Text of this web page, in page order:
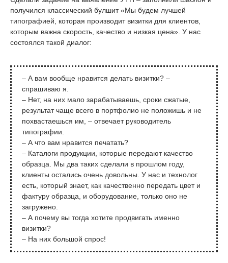
получился классический булшит «Мы будем лучшей
типографией, которая производит визитки для клиентов,
которым важна скорость, качество и низкая цена». У нас
состоялся такой диалог:
– А вам вообще нравится делать визитки? –
спрашиваю я.
– Нет, на них мало зарабатываешь, сроки сжатые,
результат чаще всего в портфолио не положишь и не
похвастаешься им, – отвечает руководитель
типографии.
– А что вам нравится печатать?
– Каталоги продукции, которые передают качество
образца. Мы два таких сделали в прошлом году,
клиенты остались очень довольны. У нас и технолог
есть, который знает, как качественно передать цвет и
фактуру образца, и оборудование, только оно не
загружено.
– А почему вы тогда хотите продвигать именно
визитки?
– На них большой спрос!